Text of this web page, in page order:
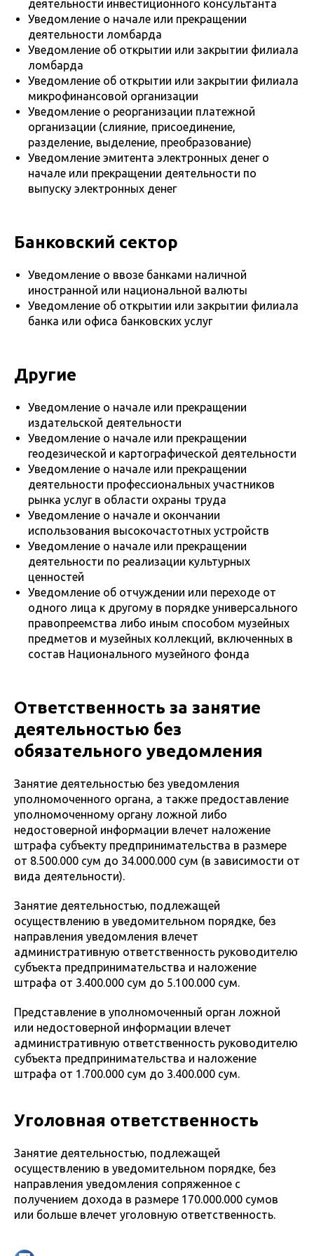
деятельности инвестиционного консультанта
Уведомление о начале или прекращении
деятельности ломбарда
Уведомление об открытии или закрытии филиала
ломбарда
Уведомление об открытии или закрытии филиала
микрофинансовой организации
Уведомление о реорганизации платежной
организации (слияние, присоединение,
разделение, выделение, преобразование)
Уведомление эмитента электронных денег о
начале или прекращении деятельности по
выпуску электронных денег
Банковский сектор
Уведомление о ввозе банками наличной
иностранной или национальной валюты
Уведомление об открытии или закрытии филиала
банка или офиса банковских услуг
Другие
Уведомление о начале или прекращении
издательской деятельности
Уведомление о начале или прекращении
геодезической и картографической деятельности
Уведомление о начале или прекращении
деятельности профессиональных участников
рынка услуг в области охраны труда
Уведомление о начале и окончании
использования высокочастотных устройств
Уведомление о начале или прекращении
деятельности по реализации культурных
ценностей
Уведомление об отчуждении или переходе от
одного лица к другому в порядке универсального
правопреемства либо иным способом музейных
предметов и музейных коллекций, включенных в
состав Национального музейного фонда
Ответственность за занятие
деятельностью без
обязательного уведомления
Занятие деятельностью без уведомления
уполномоченного органа, а также предоставление
уполномоченному органу ложной либо
недостоверной информации влечет наложение
штрафа субъекту предпринимательства в размере
от 8.500.000 сум до 34.000.000 сум (в зависимости от
вида деятельности).
Занятие деятельностью, подлежащей
осуществлению в уведомительном порядке, без
направления уведомления влечет
административную ответственность руководителю
субъекта предпринимательства и наложение
штрафа от 3.400.000 сум до 5.100.000 сум.
Представление в уполномоченный орган ложной
или недостоверной информации влечет
административную ответственность руководителю
субъекта предпринимательства и наложение
штрафа от 1.700.000 сум до 3.400.000 сум.
Уголовная ответственность
Занятие деятельностью, подлежащей
осуществлению в уведомительном порядке, без
направления уведомления сопряженное с
получением дохода в размере 170.000.000 сумов
или больше влечет уголовную ответственность.